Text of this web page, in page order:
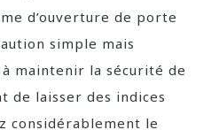
d’ouverture de porte
simple mais
maintenir la sécurité de
de laisser des indices
considérablement le